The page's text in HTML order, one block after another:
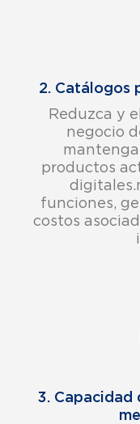
2. Catálogos
Reduzca y
negocio
productos
funciones,
costos
3.